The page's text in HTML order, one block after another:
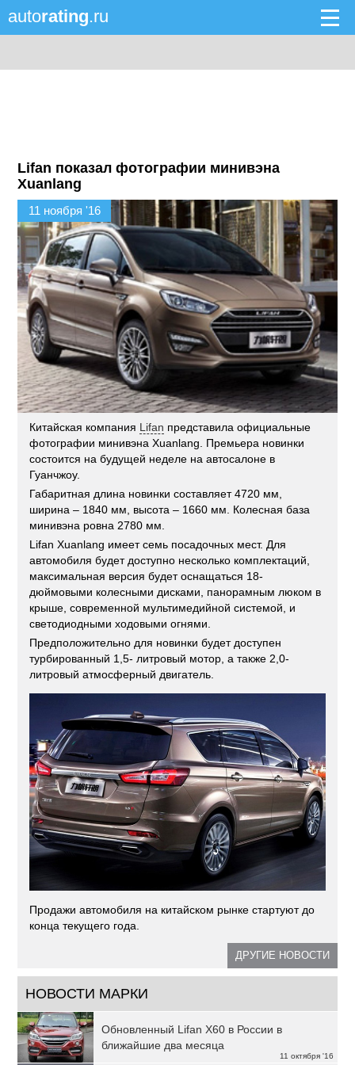
autorating.ru
Lifan показал фотографии минивэна
Xuanlang
11 ноября '16
Китайская компания Lifan представила официальные
фотографии минивэна Xuanlang. Премьера новинки
состоится на будущей неделе на автосалоне в
Гуанчжоу.
Габаритная длина новинки составляет 4720 мм,
ширина – 1840 мм, высота – 1660 мм. Колесная база
минивэна ровна 2780 мм.
Lifan Xuanlang имеет семь посадочных мест. Для
автомобиля будет доступно несколько комплектаций,
максимальная версия будет оснащаться 18-
дюймовыми колесными дисками, панорамным люком в
крыше, современной мультимедийной системой, и
светодиодными ходовыми огнями.
Предположительно для новинки будет доступен
турбированный 1,5- литровый мотор, а также 2,0-
литровый атмосферный двигатель.
Продажи автомобиля на китайском рынке стартуют до
конца текущего года.
ДРУГИЕ НОВОСТИ
НОВОСТИ МАРКИ
11 октября '16
Обновленный Lifan X60 в России в
ближайшие два месяца